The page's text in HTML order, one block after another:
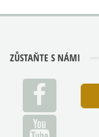
ZŮSTAŇTE S NÁMI